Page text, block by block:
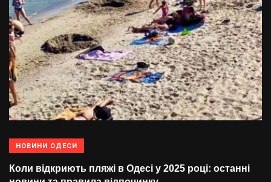
НОВИНИ ОДЕСИ
Коли відкриють пляжі в Одесі у 2025 році: останні